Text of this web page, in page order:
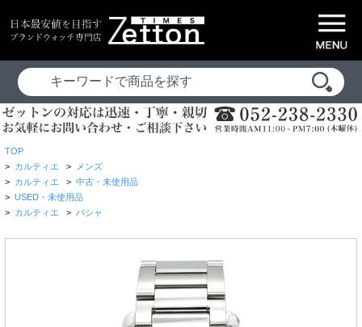
TOP
> カルティエ > メンズ
> カルティエ > 中古・未使用品
> USED・未使用品
> カルティエ > パシャ